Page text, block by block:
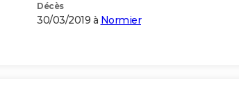
Décès
30/03/2019 à Normier